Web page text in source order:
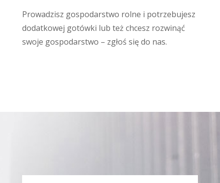
Prowadzisz gospodarstwo rolne i potrzebujesz
dodatkowej gotówki lub też chcesz rozwinąć
swoje gospodarstwo – zgłoś się do nas.